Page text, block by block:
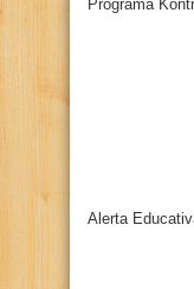
Programa
Alerta